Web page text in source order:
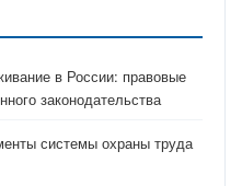
в России: правовые
законодательства
системы охраны труда